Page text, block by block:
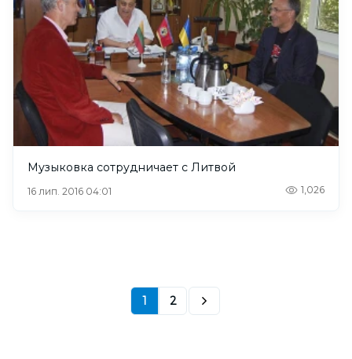
Музыковка сотрудничает с Литвой
16 лип. 2016 04:01 1,026
1 2